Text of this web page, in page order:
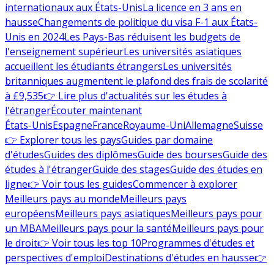
internationaux aux États-UnisLa licence en 3 ans en
hausseChangements de politique du visa F-1 aux États-
Unis en 2024Les Pays-Bas réduisent les budgets de
l'enseignement supérieurLes universités asiatiques
accueillent les étudiants étrangersLes universités
britanniques augmentent le plafond des frais de scolarité
à £9,535👉 Lire plus d'actualités sur les études à
l'étrangerÉcouter maintenant
États-UnisEspagneFranceRoyaume-UniAllemagneSuisse
👉 Explorer tous les paysGuides par domaine
d'étudesGuides des diplômesGuide des boursesGuide des
études à l'étrangerGuide des stagesGuide des études en
ligne👉 Voir tous les guidesCommencer à explorer
Meilleurs pays au mondeMeilleurs pays
européensMeilleurs pays asiatiquesMeilleurs pays pour
un MBAMeilleurs pays pour la santéMeilleurs pays pour
le droit👉 Voir tous les top 10Programmes d'études et
perspectives d'emploiDestinations d'études en hausse👉